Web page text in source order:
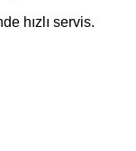
hızlı servis.